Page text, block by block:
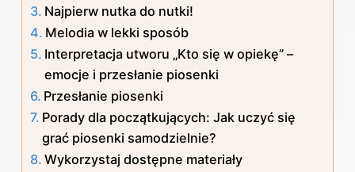
Najpierw nutka do nutki!
Melodia w lekki sposób
Interpretacja utworu „Kto się w opiekę” –
emocje i przesłanie piosenki
Przesłanie piosenki
Porady dla początkujących: Jak uczyć się
grać piosenki samodzielnie?
Wykorzystaj dostępne materiały